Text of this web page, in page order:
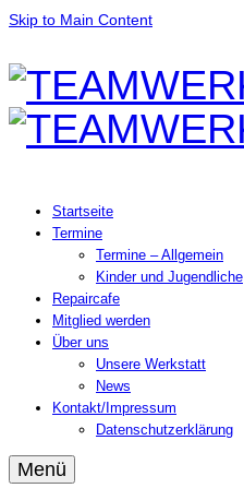
Skip to Main Content
Startseite
Termine
Termine – Allgemein
Kinder und Jugendliche
Repaircafe
Mitglied werden
Über uns
Unsere Werkstatt
News
Kontakt/Impressum
Datenschutzerklärung
Menü